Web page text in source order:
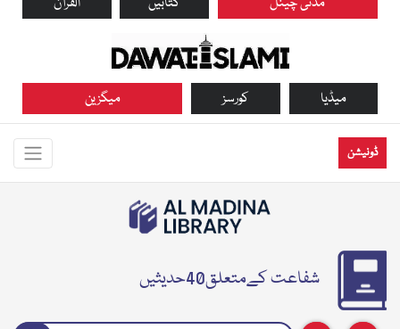
میگزین کورسز میڈیا
ڈونیشن
شفاعت کےمتعلق40حدیثیں